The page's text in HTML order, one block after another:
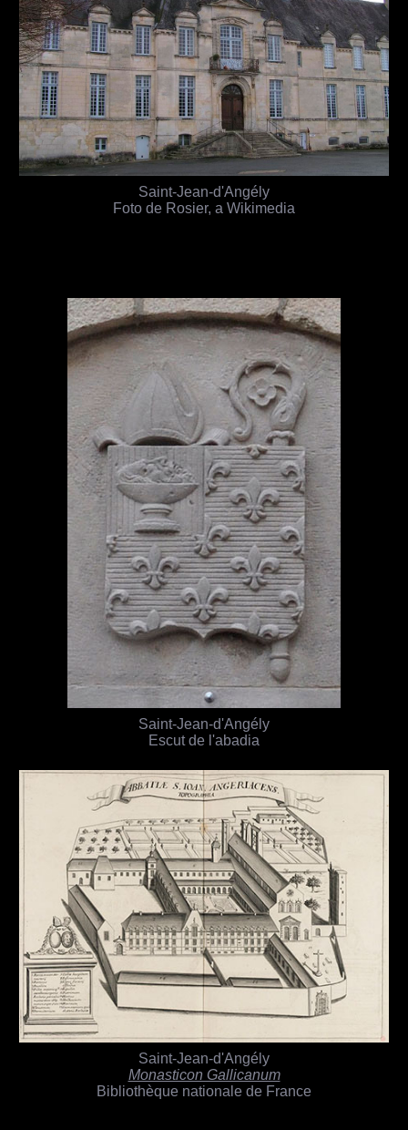
Saint-Jean-d'Angély
Foto de Rosier, a Wikimedia
Saint-Jean-d'Angély
Escut de l'abadia
Saint-Jean-d'Angély
Monasticon Gallicanum
Bibliothèque nationale de France